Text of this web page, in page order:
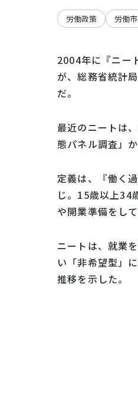
労働政策 労働
2004年に『ニー
が、総務省統計
だ。
最近のニートは
態パネル調査」
定義は、『働く
じ。15歳以上34
や開業準備をし
ニートは、就業
い「非希望型」
推移を示した。